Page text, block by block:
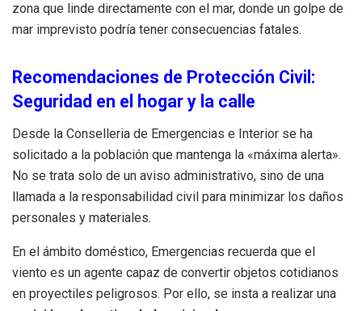
zona que linde directamente con el mar, donde un golpe de
mar imprevisto podría tener consecuencias fatales.
Recomendaciones de Protección Civil:
Seguridad en el hogar y la calle
Desde la Conselleria de Emergencias e Interior se ha
solicitado a la población que mantenga la «máxima alerta».
No se trata solo de un aviso administrativo, sino de una
llamada a la responsabilidad civil para minimizar los daños
personales y materiales.
En el ámbito doméstico, Emergencias recuerda que el
viento es un agente capaz de convertir objetos cotidianos
en proyectiles peligrosos. Por ello, se insta a realizar una